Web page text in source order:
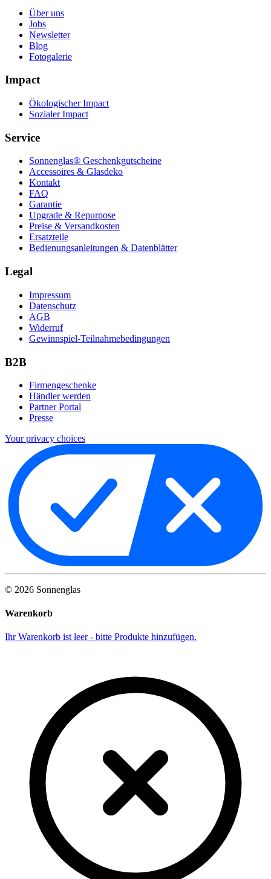
Über uns
Jobs
Newsletter
Blog
Fotogalerie
Impact
Ökologischer Impact
Sozialer Impact
Service
Sonnenglas® Geschenkgutscheine
Accessoires & Glasdeko
Kontakt
FAQ
Garantie
Upgrade & Repurpose
Preise & Versandkosten
Ersatzteile
Bedienungsanleitungen & Datenblätter
Legal
Impressum
Datenschutz
AGB
Widerruf
Gewinnspiel-Teilnahmebedingungen
B2B
Firmengeschenke
Händler werden
Partner Portal
Presse
Your privacy choices
© 2026 Sonnenglas
Warenkorb
Ihr Warenkorb ist leer - bitte Produkte hinzufügen.